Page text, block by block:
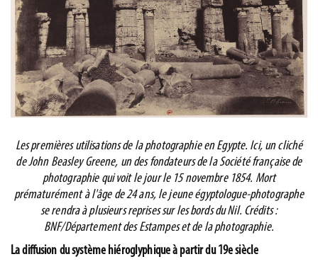
Les premières utilisations de la photographie en Egypte. Ici, un cliché
de John Beasley Greene, un des fondateurs de la Société française de
photographie qui voit le jour le 15 novembre 1854. Mort
prématurément à l'âge de 24 ans, le jeune égyptologue-photographe
se rendra à plusieurs reprises sur les bords du Nil. Crédits :
BNF/Département des Estampes et de la photographie.
La diffusion du système hiéroglyphique à partir du 19e siècle